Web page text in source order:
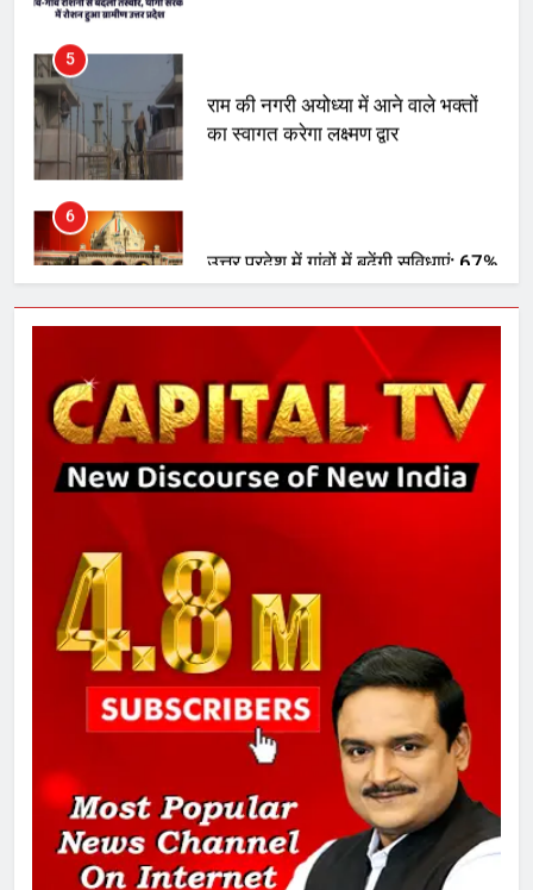
6
7
गाजा युद्धविराम को लेकर बड़ी खबरें
8
चुनाव से पहले लालू परिवार पर बड़ा झटका,
तय किए
1
SRN अस्पताल का नाम अमर शहीद ठाकुर
रोशन सिंह के नाम पर करने की मांग तेज
अमर शहीद ठाकुर रोशन सिंह के नाम पर
स्वरूप रानी नेहरू चिकित्सालय का
नामकरण करने की मांग को लेकर